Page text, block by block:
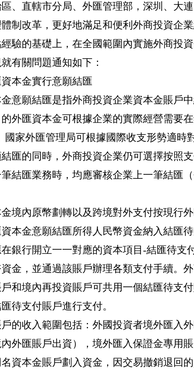
、直轄市分局、外匯管理部，深圳、大
制改革，更好地滿足和便利外商投資企
驗的基礎上，在全國範圍內實施外商投
有關問題通知如下：
本金實行意願結匯
意願結匯是指外商投資企業資本金賬戶
外匯資本金可根據企業的實際經營需要
國家外匯管理局可根據國際收支形勢適時
匯的同時，外商投資企業仍可選擇按照
結匯業務時，均應審核企業上一筆結匯
境內原幣劃轉以及跨境對外支付按現行外
本金意願結匯所得人民幣資金納入結匯
銀行開立一一對應的資本項目 -結匯待支
金，並通過該賬戶辦理各類支付手續。
和境內再投資賬戶可共用一個結匯待支
待支付賬戶進行支付。
的收入範圍包括：外國投資者境外匯入
外匯賬戶出資），境外匯入保證金專用
資本金賬戶劃入資金，因交易撤銷退回